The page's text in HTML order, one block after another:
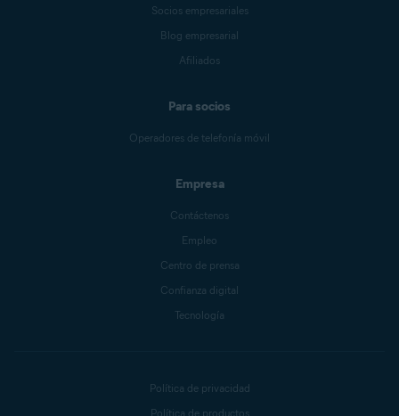
Socios empresariales
Blog empresarial
Afiliados
Para socios
Operadores de telefonía móvil
Empresa
Contáctenos
Empleo
Centro de prensa
Confianza digital
Tecnología
Política de privacidad
Política de productos